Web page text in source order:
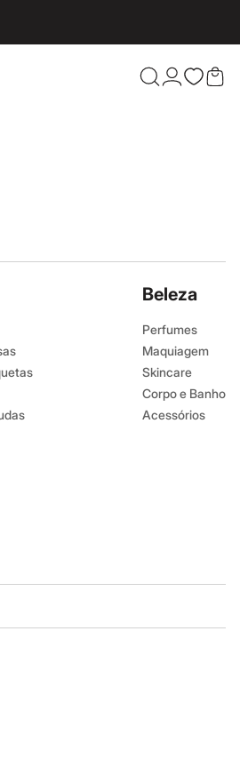
Confira
Beleza
Perfumes
Maquiagem
Skincare
Corpo e Banho
Acessórios